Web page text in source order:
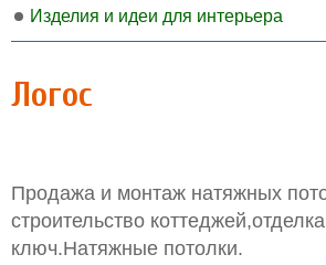
Изделия и идеи для интерьера
Логос
Продажа и монтаж натяжных
строительство
ключ.Натяжные потолки.